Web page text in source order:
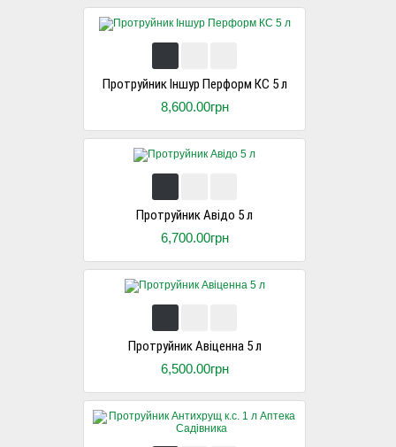
Протруйник Іншур Перформ КС 5 л
8,600.00грн
Протруйник Авідо 5 л
6,700.00грн
Протруйник Авіценна 5 л
6,500.00грн